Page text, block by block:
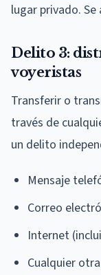
lugar privado.
Delito 3:
voyeristas
Transferir o
través de
un delito
Mensaje
Correo
Internet
Cualquier